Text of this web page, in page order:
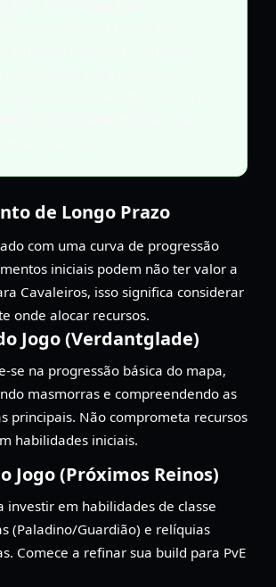
de Longo Prazo
com uma curva de progressão
iniciais podem não ter valor a
Cavaleiros, isso significa considerar
onde alocar recursos.
Jogo (Verdantglade)
se na progressão básica do mapa,
masmorras e compreendendo as
principais. Não comprometa recursos
habilidades iniciais.
Jogo (Próximos Reinos)
investir em habilidades de classe
(Paladino/Guardião) e relíquias
Comece a refinar sua build para PvE